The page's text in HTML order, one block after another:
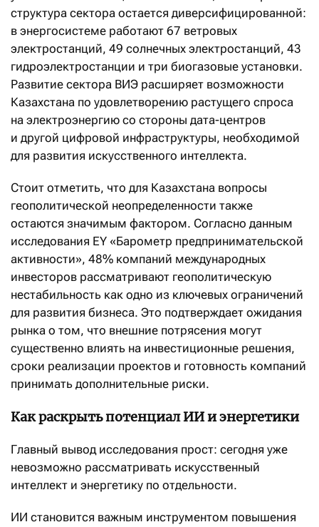
структура сектора остается диверсифицированной:
в энергосистеме работают 67 ветровых
электростанций, 49 солнечных электростанций, 43
гидроэлектростанции и три биогазовые установки.
Развитие сектора ВИЭ расширяет возможности
Казахстана по удовлетворению растущего спроса
на электроэнергию со стороны дата-центров
и другой цифровой инфраструктуры, необходимой
для развития искусственного интеллекта.
Стоит отметить, что для Казахстана вопросы
геополитической неопределенности также
остаются значимым фактором. Согласно данным
исследования EY «Барометр предпринимательской
активности», 48% компаний международных
инвесторов рассматривают геополитическую
нестабильность как одно из ключевых ограничений
для развития бизнеса. Это подтверждает ожидания
рынка о том, что внешние потрясения могут
существенно влиять на инвестиционные решения,
сроки реализации проектов и готовность компаний
принимать дополнительные риски.
Как раскрыть потенциал ИИ и энергетики
Главный вывод исследования прост: сегодня уже
невозможно рассматривать искусственный
интеллект и энергетику по отдельности.
ИИ становится важным инструментом повышения